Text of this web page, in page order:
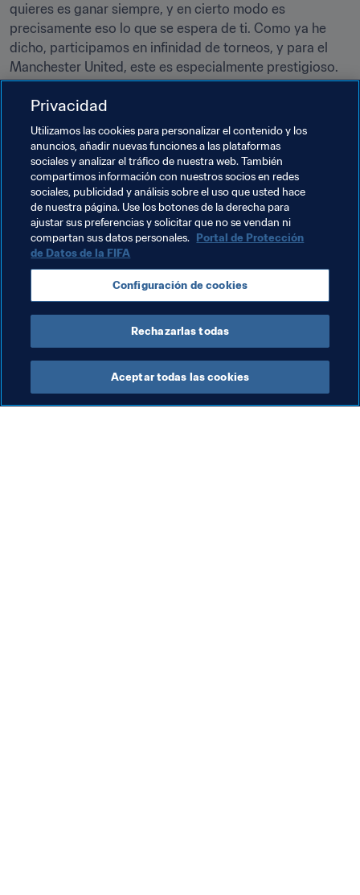
quieres es ganar siempre, y en cierto modo es
precisamente eso lo que se espera de ti. Como ya he
dicho, participamos en infinidad de torneos, y para el
Manchester United, este es especialmente prestigioso.
Nos gustaba disputar este torneo porque sabíamos que
íbamos a medirnos con equipos muy buenos.
Este año, el FC Basel, para el que trabajas actualmente,
participa en el torneo. ¿Qué opciones tiene tu equipo?
Estaré allí para ver los partidos. Me alegro de que el FC
Basel participe en esta edición. Y nuestros juveniles
están encantados de poder mostrar todo lo que saben
en un escenario internacional. Será la ocasión de
medirnos a clubes de otros países, ya que los partidos
internacionales son diferentes, como ya sabemos. A ver
cómo lo hacen nuestros juveniles. La competencia es
Privacidad
Utilizamos las cookies para personalizar el contenido y los
anuncios, añadir nuevas funciones a las plataformas
sociales y analizar el tráfico de nuestra web. También
compartimos información con nuestros socios en redes
sociales, publicidad y análisis sobre el uso que usted hace
de nuestra página. Use los botones de la derecha para
ajustar sus preferencias y solicitar que no se vendan ni
compartan sus datos personales. Portal de Protección
de Datos de la FIFA
Configuración de cookies
Rechazarlas todas
Aceptar todas las cookies